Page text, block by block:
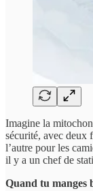
Imagine la
sécurité, avec deux
l’autre pour les
il y a un chef de
Quand tu manges